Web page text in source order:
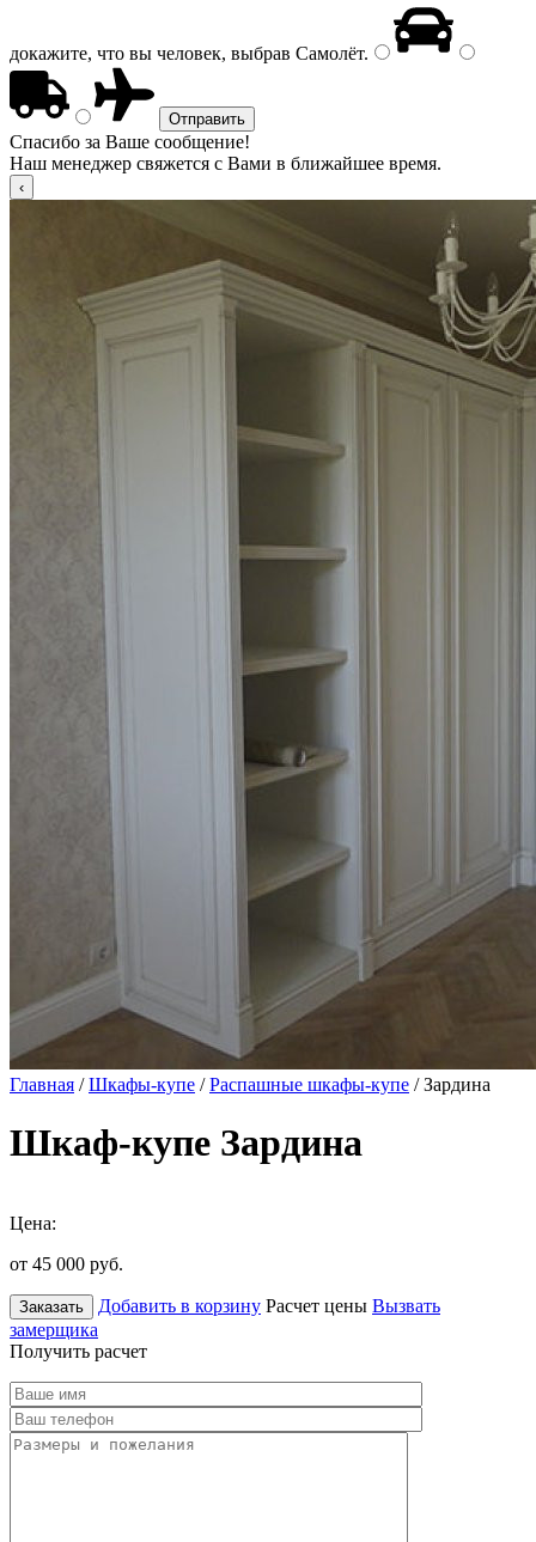
докажите, что вы человек, выбрав Самолёт.
Спасибо за Ваше сообщение!
Наш менеджер свяжется с Вами в ближайшее время.
Главная /Шкафы-купе /Распашные шкафы-купе / Зардина
Шкаф-купе Зардина
Цена:
от 45 000 руб.
Заказать Добавить в корзину Расчет цены Вызвать
замерщика
Получить расчет